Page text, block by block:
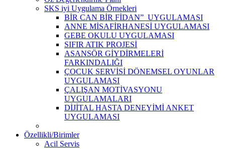
SKS iyi Uygulama Örnekleri
BİR CAN BİR FİDAN” UYGULAMASI
ANNE MİSAFİRHANESİ UYGULAMASI
GEBE OKULU UYGULAMASI
SIFIR ATIK PROJESİ
ASANSÖR GİYDİRMELERİ
FARKINDALIĞI
ÇOCUK SERVİSİ DÖNEMSEL OYUNLAR
UYGULAMASI
ÇALIŞAN MOTİVASYONU
UYGULAMALARI
DİJİTAL HASTA DENEYİMİ ANKET
UYGULAMASI
Özellikli/Birimler
Acil Servis